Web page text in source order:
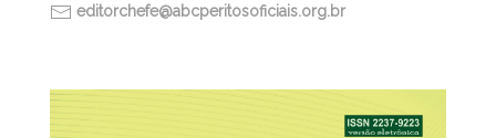
editorchefe@abcperitosoficiais.org.br